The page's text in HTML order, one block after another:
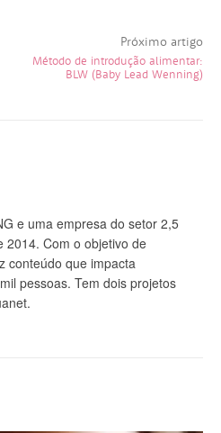
Próximo artigo
Método de introdução alimentar:
BLW (Baby Lead Wenning)
e uma empresa do setor 2,5
2014. Com o objetivo de
conteúdo que impacta
pessoas. Tem dois projetos